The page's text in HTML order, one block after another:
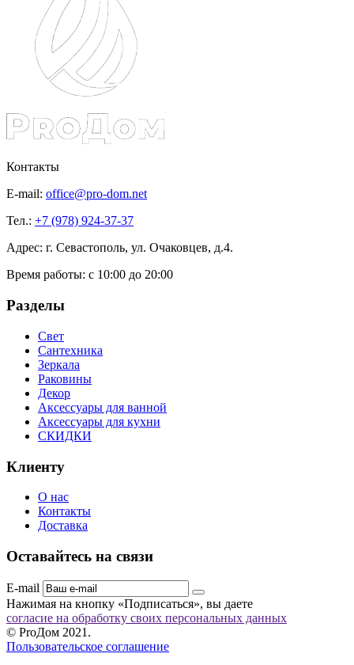
Контакты
E-mail: office@pro-dom.net
Тел.: +7 (978) 924-37-37
Адрес: г. Севастополь, ул. Очаковцев, д.4.
Время работы: с 10:00 до 20:00
Разделы
Свет
Сантехника
Зеркала
Раковины
Декор
Аксессуары для ванной
Аксессуары для кухни
СКИДКИ
Клиенту
О нас
Контакты
Доставка
Оставайтесь на связи
E-mail
Нажимая на кнопку «Подписаться», вы даете
согласие на обработку своих персональных данных
© ProДом 2021.
Пользовательское соглашение